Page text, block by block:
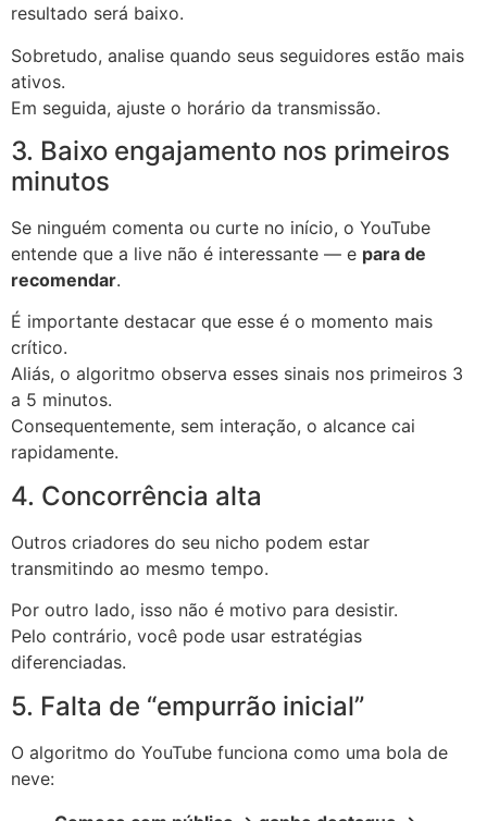
resultado será baixo.
Sobretudo, analise quando seus seguidores estão mais
ativos.
Em seguida, ajuste o horário da transmissão.
3. Baixo engajamento nos primeiros
minutos
Se ninguém comenta ou curte no início, o YouTube
entende que a live não é interessante — e para de
recomendar.
É importante destacar que esse é o momento mais
crítico.
Aliás, o algoritmo observa esses sinais nos primeiros 3
a 5 minutos.
Consequentemente, sem interação, o alcance cai
rapidamente.
4. Concorrência alta
Outros criadores do seu nicho podem estar
transmitindo ao mesmo tempo.
Por outro lado, isso não é motivo para desistir.
Pelo contrário, você pode usar estratégias
diferenciadas.
5. Falta de “empurrão inicial”
O algoritmo do YouTube funciona como uma bola de
neve: